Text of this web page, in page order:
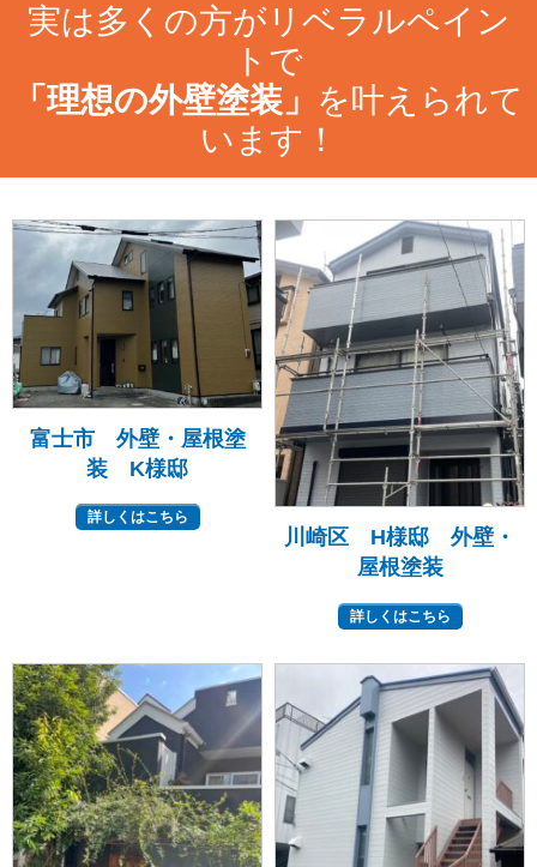
実は多くの方がリベラルペイン
トで
「理想の外壁塗装」 を叶えられて
います！
富士市 外壁・屋根塗
装 K様邸
詳しくはこちら
川崎区 H様邸 外壁・
屋根塗装
詳しくはこちら